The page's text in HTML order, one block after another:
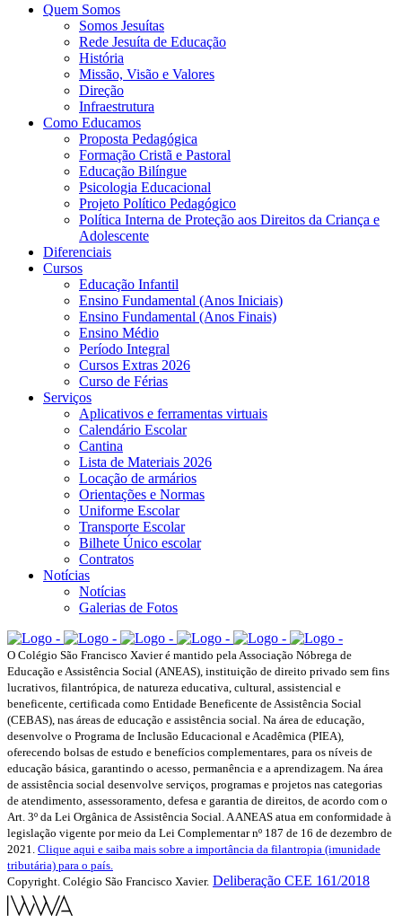
Quem Somos
Somos Jesuítas
Rede Jesuíta de Educação
História
Missão, Visão e Valores
Direção
Infraestrutura
Como Educamos
Proposta Pedagógica
Formação Cristã e Pastoral
Educação Bilíngue
Psicologia Educacional
Projeto Político Pedagógico
Política Interna de Proteção aos Direitos da Criança e
Adolescente
Diferenciais
Cursos
Educação Infantil
Ensino Fundamental (Anos Iniciais)
Ensino Fundamental (Anos Finais)
Ensino Médio
Período Integral
Cursos Extras 2026
Curso de Férias
Serviços
Aplicativos e ferramentas virtuais
Calendário Escolar
Cantina
Lista de Materiais 2026
Locação de armários
Orientações e Normas
Uniforme Escolar
Transporte Escolar
Bilhete Único escolar
Contratos
Notícias
Notícias
Galerias de Fotos
O Colégio São Francisco Xavier é mantido pela Associação Nóbrega de
Educação e Assistência Social (ANEAS), instituição de direito privado sem fins
lucrativos, filantrópica, de natureza educativa, cultural, assistencial e
beneficente, certificada como Entidade Beneficente de Assistência Social
(CEBAS), nas áreas de educação e assistência social. Na área de educação,
desenvolve o Programa de Inclusão Educacional e Acadêmica (PIEA),
oferecendo bolsas de estudo e benefícios complementares, para os níveis de
educação básica, garantindo o acesso, permanência e a aprendizagem. Na área
de assistência social desenvolve serviços, programas e projetos nas categorias
de atendimento, assessoramento, defesa e garantia de direitos, de acordo com o
Art. 3º da Lei Orgânica de Assistência Social. A ANEAS atua em conformidade à
legislação vigente por meio da Lei Complementar nº 187 de 16 de dezembro de
2021. Clique aqui e saiba mais sobre a importância da filantropia (imunidade
tributária) para o país.
Copyright. Colégio São Francisco Xavier. Deliberação CEE 161/2018